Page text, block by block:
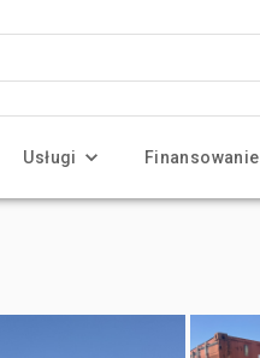
Usługi Finansowanie